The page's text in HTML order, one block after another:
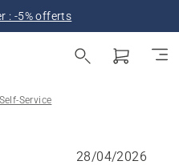
: -5% offerts
Service
28/04/2026